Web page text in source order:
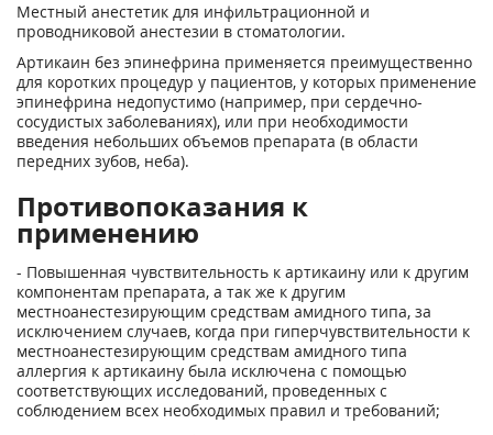
Местный анестетик для инфильтрационной и
проводниковой анестезии в стоматологии.
Артикаин без эпинефрина применяется преимущественно
для коротких процедур у пациентов, у которых применение
эпинефрина недопустимо (например, при сердечно-
сосудистых заболеваниях), или при необходимости
введения небольших объемов препарата (в области
передних зубов, неба).
Противопоказания к
применению
- Повышенная чувствительность к артикаину или к другим
компонентам препарата, а так же к другим
местноанестезирующим средствам амидного типа, за
исключением случаев, когда при гиперчувствительности к
местноанестезирующим средствам амидного типа
аллергия к артикаину была исключена с помощью
соответствующих исследований, проведенных с
соблюдением всех необходимых правил и требований;